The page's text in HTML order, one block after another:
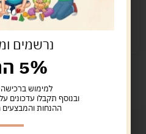
הוספה לסל
נרשמים
5% הנחה
למימוש
ובנוסף תקבלו עדכונים
ההנחות והמבצעים